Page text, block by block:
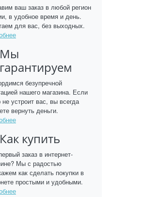
ваш заказ в любой регион
в удобное время и день.
для вас, без выходных.
Мы
гарантируем
безупречной
нашего магазина. Если
не устроит вас, вы всегда
вернуть деньги.
Как купить
заказ в интернет-
Мы с радостью
как сделать покупки в
простыми и удобными.